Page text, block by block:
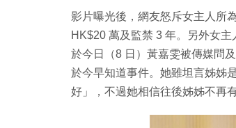
影片曝光後，網友怒斥女主人所
HK$20 萬及監禁 3 年。另外女
於今日（8 日）黃嘉雯被傳媒問
於今早知道事件。她雖坦言姊姊
好」，不過她相信往後姊姊不再